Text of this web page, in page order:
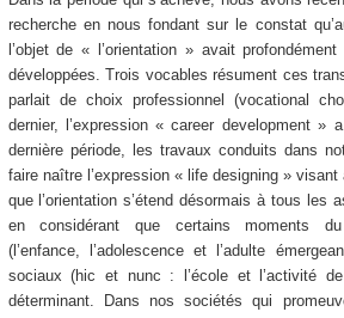
recherche en nous fondant sur le constat
l’objet de « l’orientation » avait
développées. Trois vocables résument ces
parlait de choix professionnel (vocational
dernier, l’expression « career development
dernière période, les travaux conduits dans
faire naître l’expression « life designing »
que l’orientation s’étend désormais à tous les
en considérant que certains moments du
(l’enfance, l’adolescence et l’adulte
sociaux (hic et nunc : l’école et l’activité
déterminant. Dans nos sociétés qui